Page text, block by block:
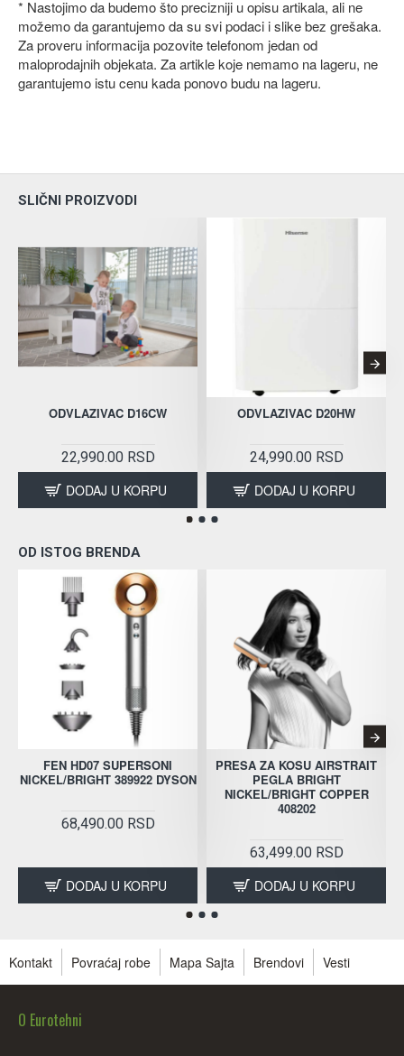
* Nastojimo da budemo što precizniji u opisu artikala, ali ne
možemo da garantujemo da su svi podaci i slike bez grešaka.
Za proveru informacija pozovite telefonom jedan od
maloprodajnih objekata. Za artikle koje nemamo na lageru, ne
garantujemo istu cenu kada ponovo budu na lageru.
SLIČNI PROIZVODI
ODVLAZIVAC D16CW
22,990.00 RSD
DODAJ U KORPU
ODVLAZIVAC D20HW
24,990.00 RSD
DODAJ U KORPU
OD ISTOG BRENDA
FEN HD07 SUPERSONI
NICKEL/BRIGHT 389922 DYSON
68,490.00 RSD
DODAJ U KORPU
PRESA ZA KOSU AIRSTRAIT
PEGLA BRIGHT
NICKEL/BRIGHT COPPER
408202
63,499.00 RSD
DODAJ U KORPU
Kontakt Povraćaj robe Mapa Sajta Brendovi Vesti
O Eurotehni